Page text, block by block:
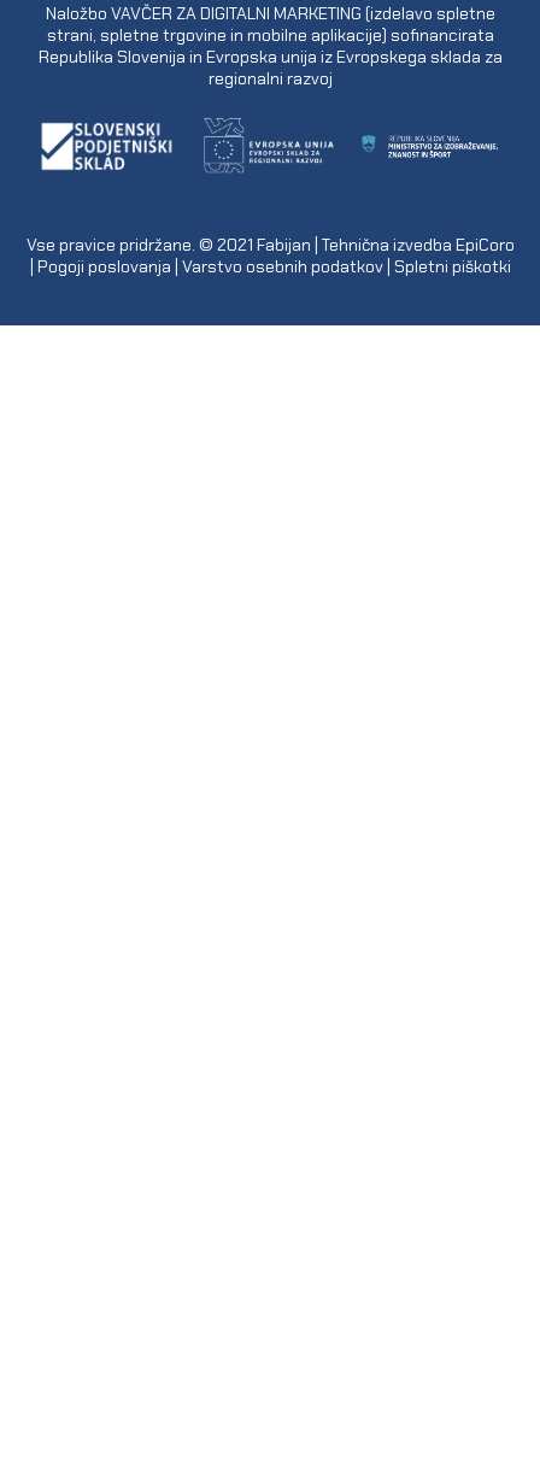
Naložbo VAVČER ZA DIGITALNI MARKETING (izdelavo spletne
strani, spletne trgovine in mobilne aplikacije) sofinancirata
Republika Slovenija in Evropska unija iz Evropskega sklada za
regionalni razvoj
Vse pravice pridržane. © 2021 Fabijan | Tehnična izvedba EpiCoro
Pogoji poslovanja Varstvo osebnih podatkov| Spletni piškotki